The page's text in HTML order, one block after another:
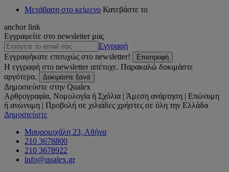
Μετάβαση στο κείμενο Κατεβάστε το
anchor link
Εγγραφείτε στο newsletter μας
Εγγραφή
Εγγραφήκατε επιτυχώς στο newsletter!
Επιστροφή
Η εγγραφή στο newsletter απέτυχε. Παρακαλώ δοκιμάστε
αργότερα.
Δοκιμάστε ξανά
Δημοσιεύστε στην Qualex
Αρθρογραφία, Νομολογία ή Σχόλια | Άμεση ανάρτηση | Επώνυμη
ή ανώνυμη | Προβολή σε χιλιάδες χρήστες σε όλη την Ελλάδα
Δημοσιεύστε
Μαυρομιχάλη 23, Αθήνα
210 3678800
210 3678922
info@qualex.gr